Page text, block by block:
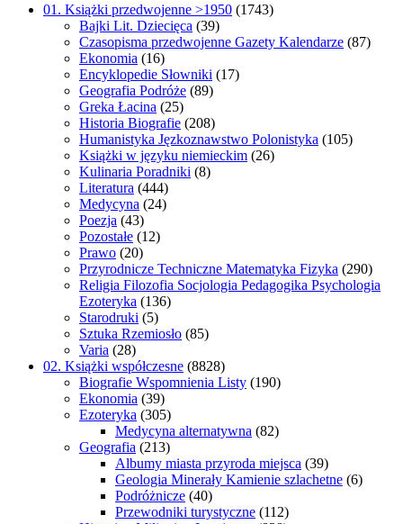
01. Książki przedwojenne >1950 (1743)
Bajki Lit. Dziecięca (39)
Czasopisma przedwojenne Gazety Kalendarze (87)
Ekonomia (16)
Encyklopedie Słowniki (17)
Geografia Podróże (89)
Greka Łacina (25)
Historia Biografie (208)
Humanistyka Jęzkoznawstwo Polonistyka (105)
Książki w języku niemieckim (26)
Kulinaria Poradniki (8)
Literatura (444)
Medycyna (24)
Poezja (43)
Pozostałe (12)
Prawo (20)
Przyrodnicze Techniczne Matematyka Fizyka (290)
Religia Filozofia Socjologia Pedagogika Psychologia
Ezoteryka (136)
Starodruki (5)
Sztuka Rzemiosło (85)
Varia (28)
02. Książki współczesne (8828)
Biografie Wspomnienia Listy (190)
Ekonomia (39)
Ezoteryka (305)
Medycyna alternatywna (82)
Geografia (213)
Albumy miasta przyroda miejsca (39)
Geologia Minerały Kamienie szlachetne (6)
Podróżnicze (40)
Przewodniki turystyczne (112)